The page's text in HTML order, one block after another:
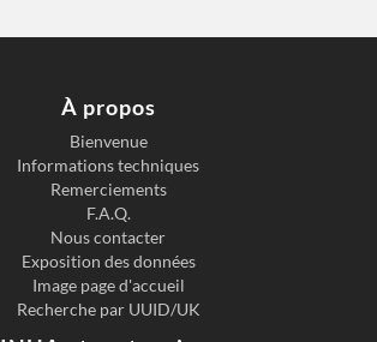
À propos
Bienvenue
Informations techniques
Remerciements
F.A.Q.
Nous contacter
Exposition des données
Image page d'accueil
Recherche par UUID/UK